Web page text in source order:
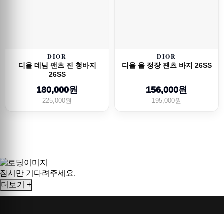
DIOR
디올 데님 팬츠 진 청바지
26SS
180,000원
225,000원
DIOR
디올 울 정장 팬츠 바지 26SS
156,000원
195,000원
잠시만 기다려주세요.
더보기 +